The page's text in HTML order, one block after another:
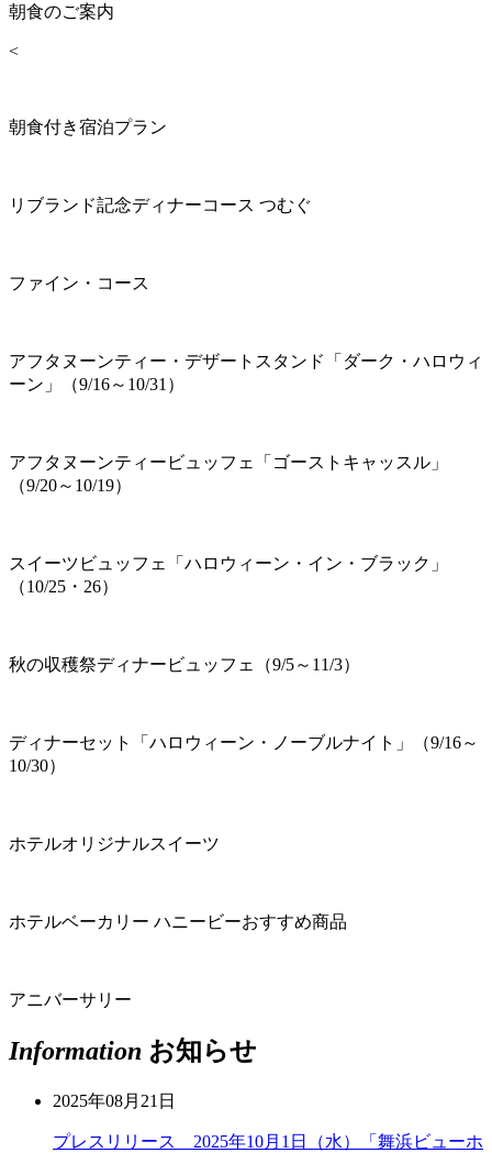
朝食のご案内
<
朝食付き宿泊プラン
リブランド記念ディナーコース つむぐ
ファイン・コース
アフタヌーンティー・デザートスタンド「ダーク・ハロウィ
ーン」（9/16～10/31）
アフタヌーンティービュッフェ「ゴーストキャッスル」
（9/20～10/19）
スイーツビュッフェ「ハロウィーン・イン・ブラック」
（10/25・26）
秋の収穫祭ディナービュッフェ（9/5～11/3）
ディナーセット「ハロウィーン・ノーブルナイト」（9/16～
10/30）
ホテルオリジナルスイーツ
ホテルベーカリー ハニービーおすすめ商品
アニバーサリー
Information お知らせ
2025年08月21日
プレスリリース 2025年10月1日（水）「舞浜ビューホ